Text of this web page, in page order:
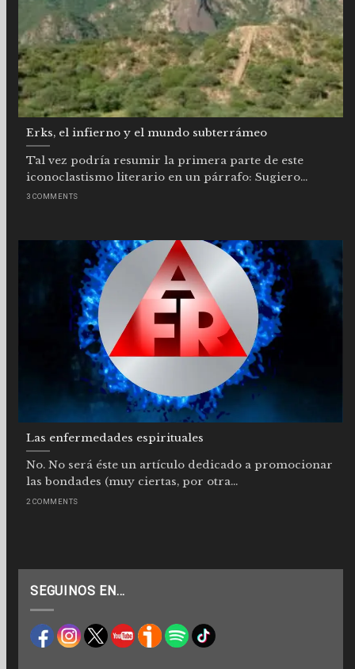
Erks, el infierno y el mundo subterrámeo
Tal vez podría resumir la primera parte de este
iconoclastismo literario en un párrafo: Sugiero...
3 COMMENTS
Las enfermedades espirituales
No. No será éste un artículo dedicado a promocionar
las bondades (muy ciertas, por otra...
2 COMMENTS
SEGUINOS EN…